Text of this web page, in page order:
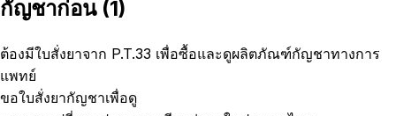
กัญชาก่อน (1)
ต้องมีใบสั่งยาจาก P.T.33 เพื่อซื้อและดูผลิตภัณฑ์กัญชาทางการ
แพทย์
ขอใบสั่งยากัญชาเพื่อดู